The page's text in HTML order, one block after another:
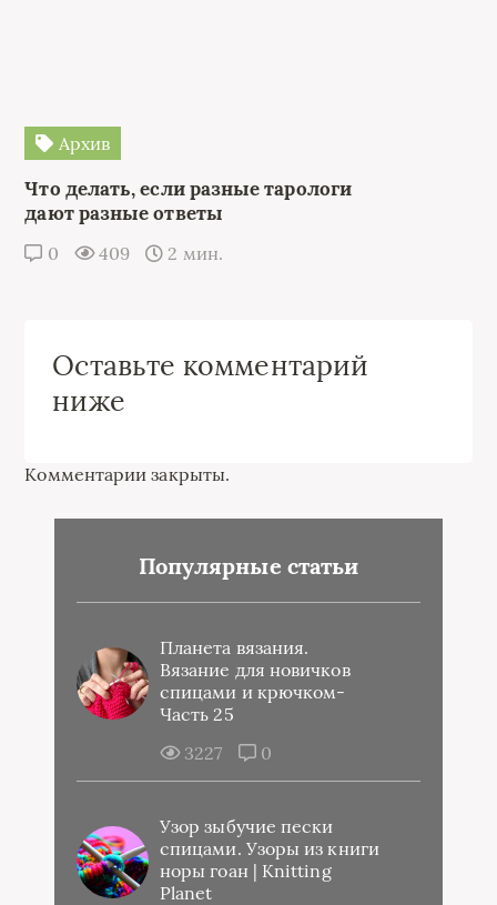
Архив
Что делать, если разные тарологи
дают разные ответы
0 409 2 мин.
Оставьте комментарий
ниже
Комментарии закрыты.
Популярные статьи
Планета вязания.
Вязание для новичков
спицами и крючком-
Часть 25
3227
0
Узор зыбучие пески
спицами. Узоры из книги
норы гоан | Knitting
Planet